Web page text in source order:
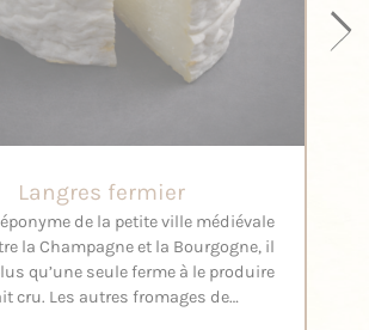
Langres fermier
de la petite ville médiévale
la Champagne et la Bourgogne, il
qu’une seule ferme à le produire
cru. Les autres fromages de…